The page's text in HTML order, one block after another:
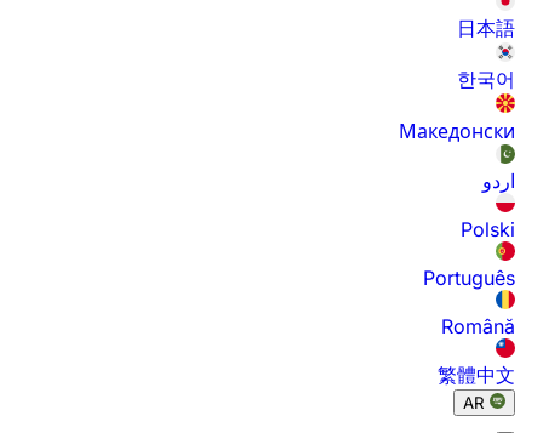
日本語
한국어
Македонски
اردو
Polski
Português
Română
繁體中文
AR